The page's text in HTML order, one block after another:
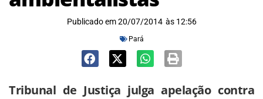
Publicado em 20/07/2014 às 12:56
Pará
Tribunal de Justiça julga apelação contra